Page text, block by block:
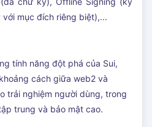
mục đích riêng biệt),...
tính năng đột phá của Sui,
cách giữa web2 và
trải nghiệm người dùng, trong
trung và bảo mật cao.